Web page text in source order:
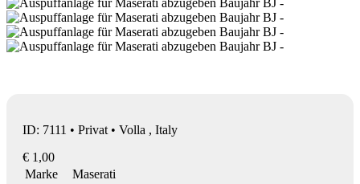
ID: 7111 • Privat • Volla , Italy
€ 1,00
Marke
Maserati